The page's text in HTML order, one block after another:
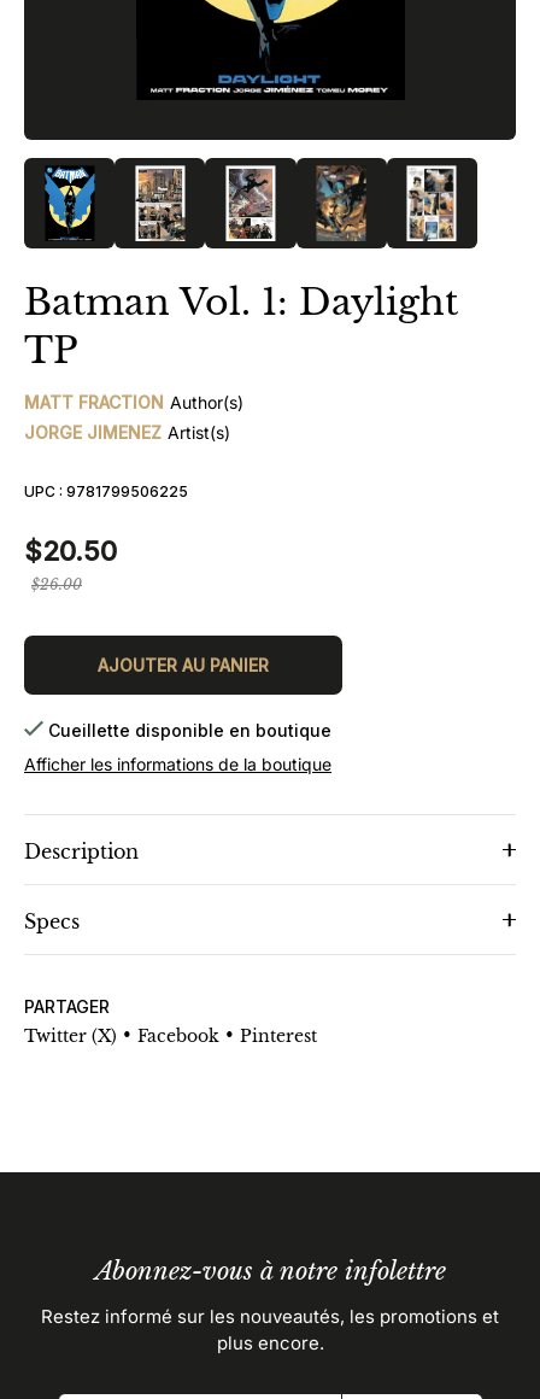
Batman Vol. 1: Daylight
TP
MATT FRACTION Author(s)
JORGE JIMENEZ Artist(s)
UPC : 9781799506225
$20.50
Prix
$26.00
AJOUTER AU PANIER
Cueillette disponible en boutique
Afficher les informations de la boutique
Description
Specs
PARTAGER
Twitter (X) • Facebook • Pinterest
Abonnez-vous à notre infolettre
Restez informé sur les nouveautés, les promotions et
plus encore.